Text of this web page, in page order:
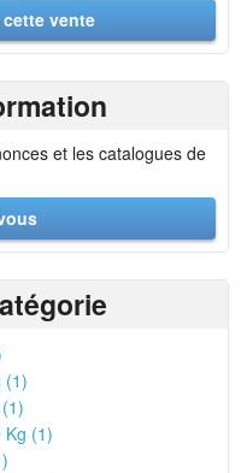
et les catalogues de
(1)
Kg (1)